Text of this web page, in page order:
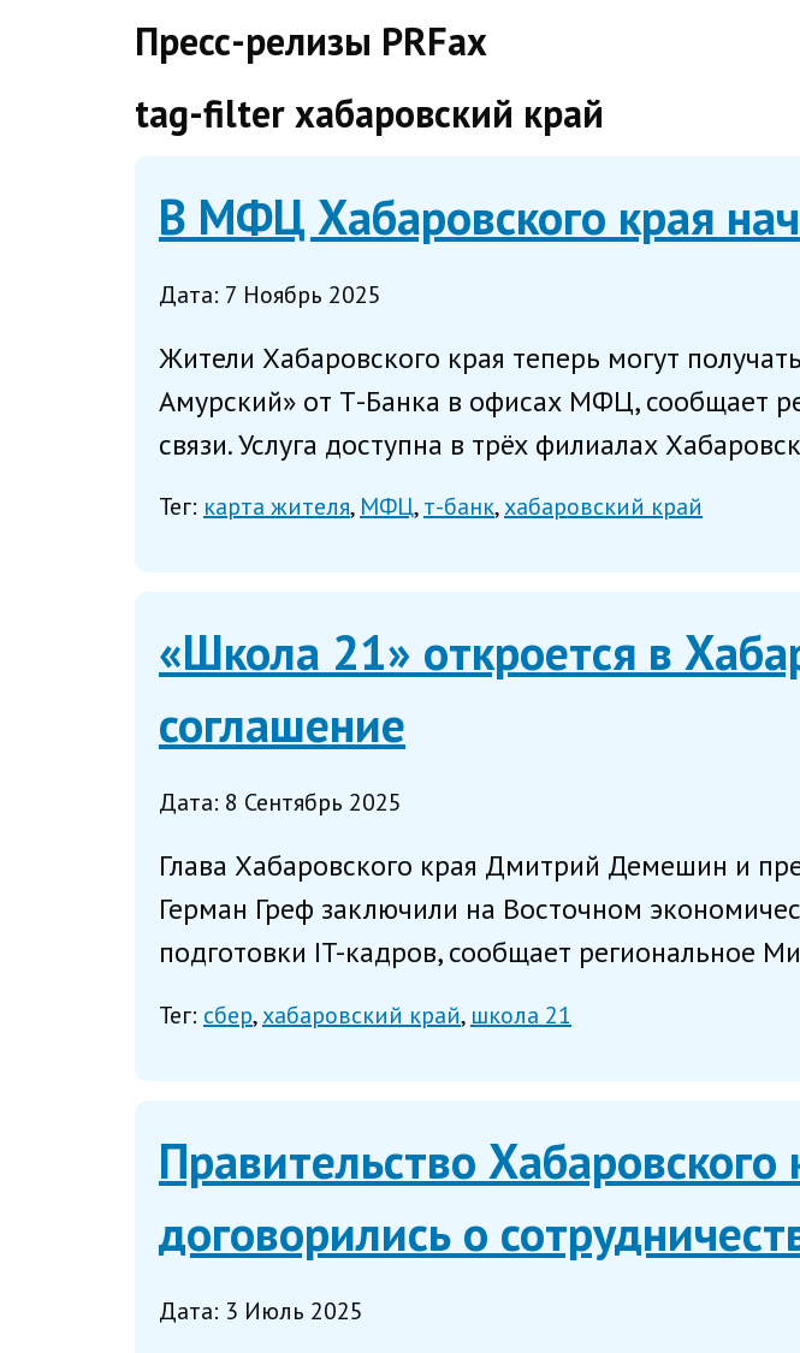
Пресс-релизы PRFax
tag-filter хабаровский край
В МФЦ Хабаровского края
Дата: 7 Ноябрь 2025
Жители Хабаровского края теперь могут
Амурский» от Т-Банка в офисах МФЦ, сообщает
связи. Услуга доступна в трёх филиалах
Тег: карта жителя МФЦ т-банк хабаровский край
«Школа 21» откроется в
соглашение
Дата: 8 Сентябрь 2025
Глава Хабаровского края Дмитрий Демешин и
Герман Греф заключили на Восточном
подготовки IT-кадров, сообщает региональное
Тег: сбер хабаровский край школа 21
Правительство
договорились о
Дата: 3 Июль 2025